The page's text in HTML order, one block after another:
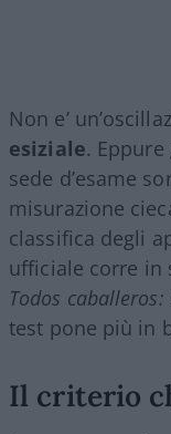
Non e’
esiziale.
sede d’esame
misurazione
classifica degli
ufficiale corre in
Todos caballeros:
test pone più in
Il criterio